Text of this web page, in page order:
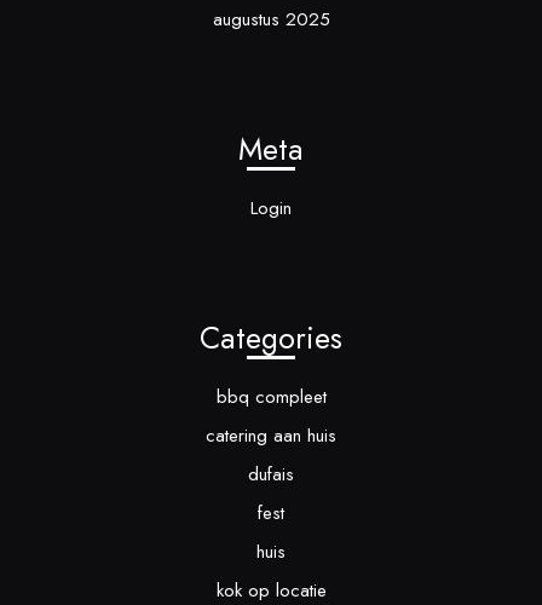
augustus 2025
Meta
Login
Categories
bbq compleet
catering aan huis
dufais
fest
huis
kok op locatie